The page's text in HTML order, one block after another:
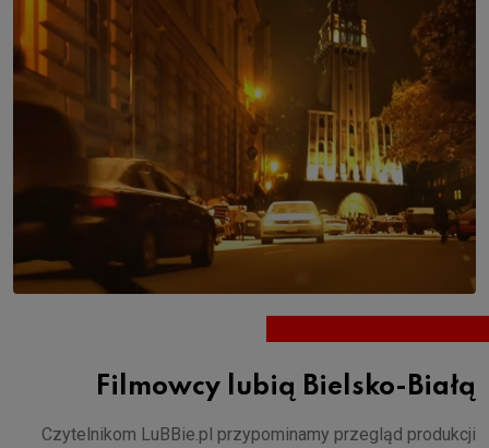
Filmowcy lubią Bielsko-Białą
Czytelnikom LuBBie.pl przypominamy przegląd produkcji